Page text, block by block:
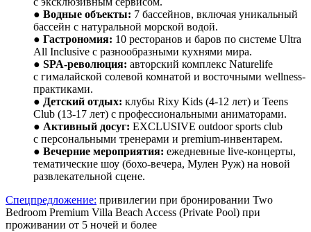
● Водные объекты: 7 бассейнов, включая уникальный
бассейн с натуральной морской водой.
● Гастрономия: 10 ресторанов и баров по системе Ultra
All Inclusive с разнообразными кухнями мира.
● SPA-революция: авторский комплекс Naturelife
с гималайской солевой комнатой и восточными wellness-
практиками.
● Детский отдых: клубы Rixy Kids (4-12 лет) и Teens
Club (13-17 лет) с профессиональными аниматорами.
● Активный досуг: EXCLUSIVE outdoor sports club
с персональными тренерами и premium-инвентарем.
● Вечерние мероприятия: ежедневные live-концерты,
тематические шоу (бохо-вечера, Мулен Руж) на новой
развлекательной сцене.
Спецпредложение: привилегии при бронировании Two
Bedroom Premium Villa Beach Access (Private Pool) при
проживании от 5 ночей и более